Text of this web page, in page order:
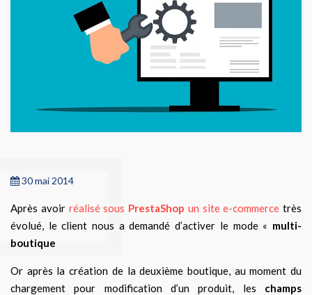
30 mai 2014
Après avoir réalisé sous PrestaShop un site e-commerce très
évolué, le client nous a demandé d’activer le mode « multi-
boutique
Or après la création de la deuxième boutique, au moment du
chargement pour modification d’un produit, les champs